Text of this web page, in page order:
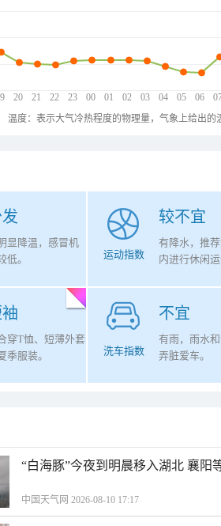
20 21 22 23 00 01 02 03 04 05 06
温度：表示大气冷热程度的物理量，气象上给出
显降温，感冒机
低。
较不宜
运动指数
有降水，推
内进行休闲
穿T恤、短薄外套
季服装。
不宜
洗车指数
有雨，雨水
弄脏爱车。
“白海豚”今夜到明晨移入湖北 襄阳
中国天气网 2026-08-10 17:17